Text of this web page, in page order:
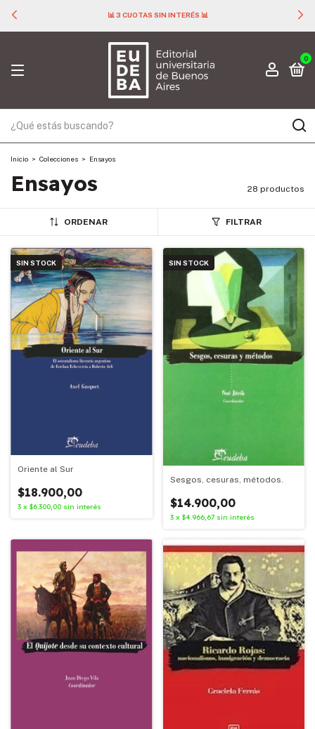
📊 3 CUOTAS SIN INTERÉS 📊
0
Inicio > Colecciones > Ensayos
Ensayos 28 productos
ORDENAR FILTRAR
SIN STOCK
Oriente al Sur
$18.900,00
3 x $6.300,00 sin interés
SIN STOCK
Sesgos, cesuras, métodos.
$14.900,00
3 x $4.966,67 sin interés